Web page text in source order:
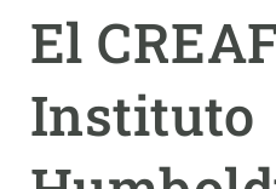
El
Instituto
menu
INVESTIGACIÓN
CIENCIA EN ACCIÓN